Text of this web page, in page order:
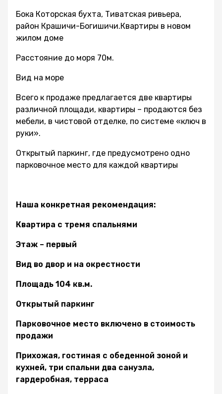
Бока Которская бухта, Тиватская ривьера,
район Крашичи-Богишичи.Квартиры в новом
жилом доме
Расстояние до моря 70м.
Вид на море
Всего к продаже предлагается две квартиры
различной площади, квартиры – продаются без
мебели, в чистовой отделке, по системе «ключ в
руки».
Открытый паркинг, где предусмотрено одно
парковочное место для каждой квартиры
Наша конкретная рекомендация:
Квартира с тремя спальнями
Этаж – первый
Вид во двор и на окрестности
Площадь 104 кв.м.
Открытый паркинг
Парковочное место включено в стоимость
продажи
Прихожая, гостиная с обеденной зоной и
кухней, три спальни два санузла,
гардеробная, терраса